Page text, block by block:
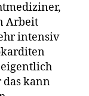
Arbeit
intensiv
kann